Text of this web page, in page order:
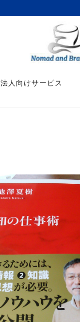
法人向けサービス